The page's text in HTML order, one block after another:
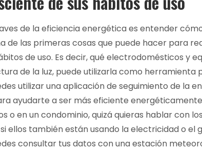
de la eficiencia energética es entender
de las primeras cosas que puede hacer para
de uso. Es decir, qué electrodomésticos y
de la luz, puede utilizarla como herramienta
utilizar una aplicación de seguimiento de la
ayudarte a ser más eficiente
o en un condominio, quizá quieras hablar con
ellos también están usando la electricidad o el
consultar tus datos con una estación